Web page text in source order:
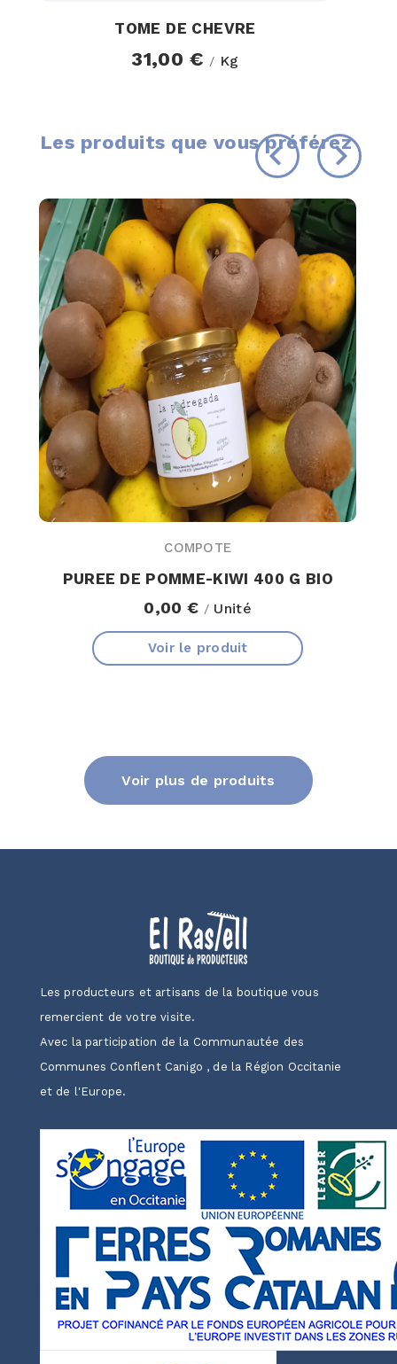
TOME DE CHEVRE
31,00 € / Kg
Les produits que vous préférez
COMPOTE
PUREE DE POMME-KIWI 400 G BIO
0,00 € / Unité
Voir le produit
Voir plus de produits
Les producteurs et artisans de la boutique vous
remercient de votre visite.
Avec la participation de la Communautée des
Communes Conflent Canigo , de la Région Occitanie
et de l'Europe.